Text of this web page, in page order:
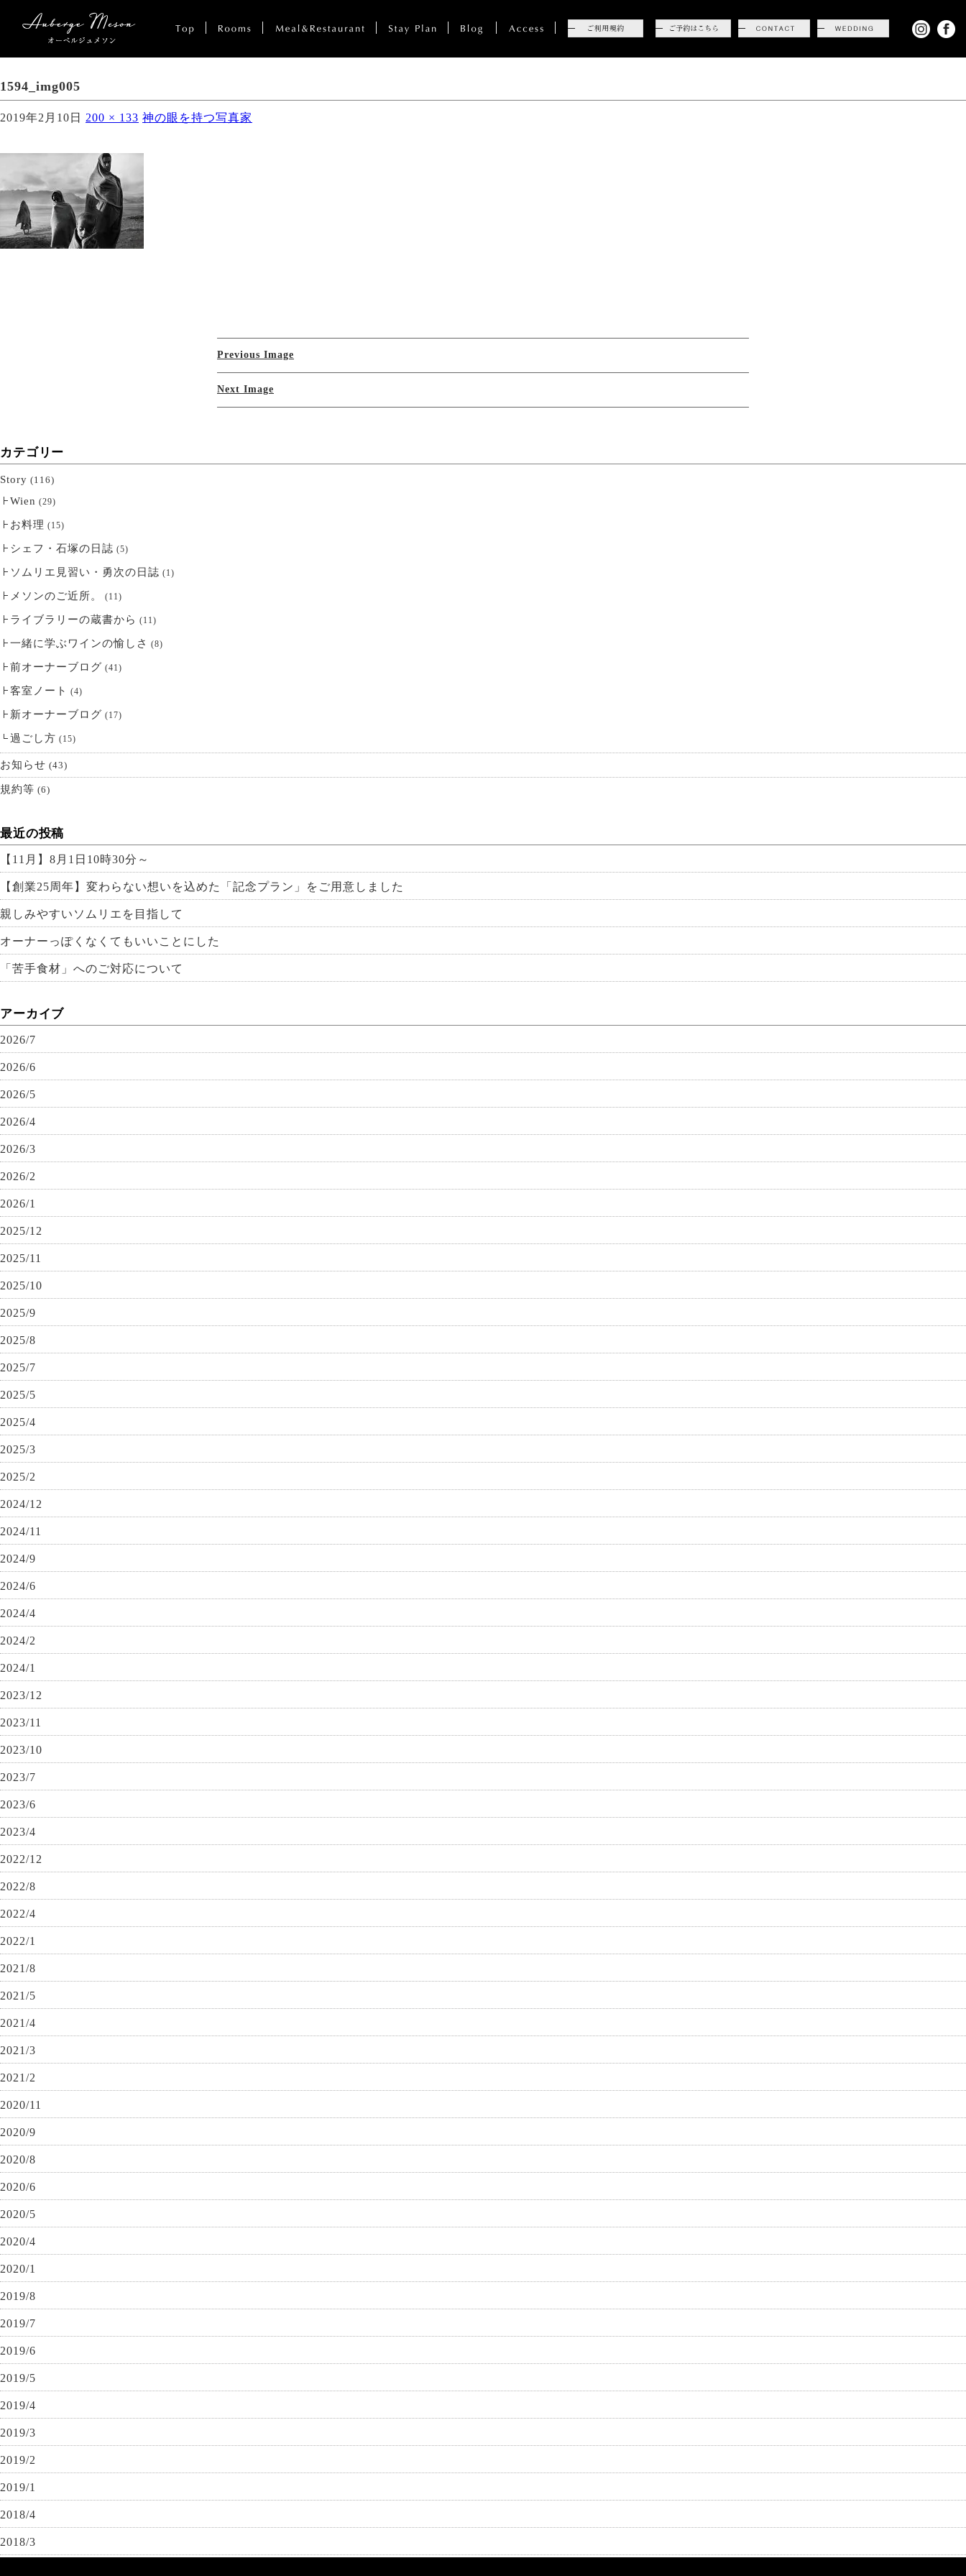
1594_img005
2019年2月10日 200 × 133 神の眼を持つ写真家
Previous Image
Next Image
カテゴリー
Story (116)
Wien (29)
お料理 (15)
シェフ・石塚の日誌 (5)
ソムリエ見習い・勇次の日誌 (1)
メソンのご近所。 (11)
ライブラリーの蔵書から (11)
一緒に学ぶワインの愉しさ (8)
前オーナーブログ (41)
客室ノート (4)
新オーナーブログ (17)
過ごし方 (15)
お知らせ (43)
規約等 (6)
最近の投稿
【11月】8月1日10時30分～
【創業25周年】変わらない想いを込めた「記念プラン」をご用意しました
親しみやすいソムリエを目指して
オーナーっぽくなくてもいいことにした
「苦手食材」へのご対応について
アーカイブ
2026/7
2026/6
2026/5
2026/4
2026/3
2026/2
2026/1
2025/12
2025/11
2025/10
2025/9
2025/8
2025/7
2025/5
2025/4
2025/3
2025/2
2024/12
2024/11
2024/9
2024/6
2024/4
2024/2
2024/1
2023/12
2023/11
2023/10
2023/7
2023/6
2023/4
2022/12
2022/8
2022/4
2022/1
2021/8
2021/5
2021/4
2021/3
2021/2
2020/11
2020/9
2020/8
2020/6
2020/5
2020/4
2020/1
2019/8
2019/7
2019/6
2019/5
2019/4
2019/3
2019/2
2019/1
2018/4
2018/3